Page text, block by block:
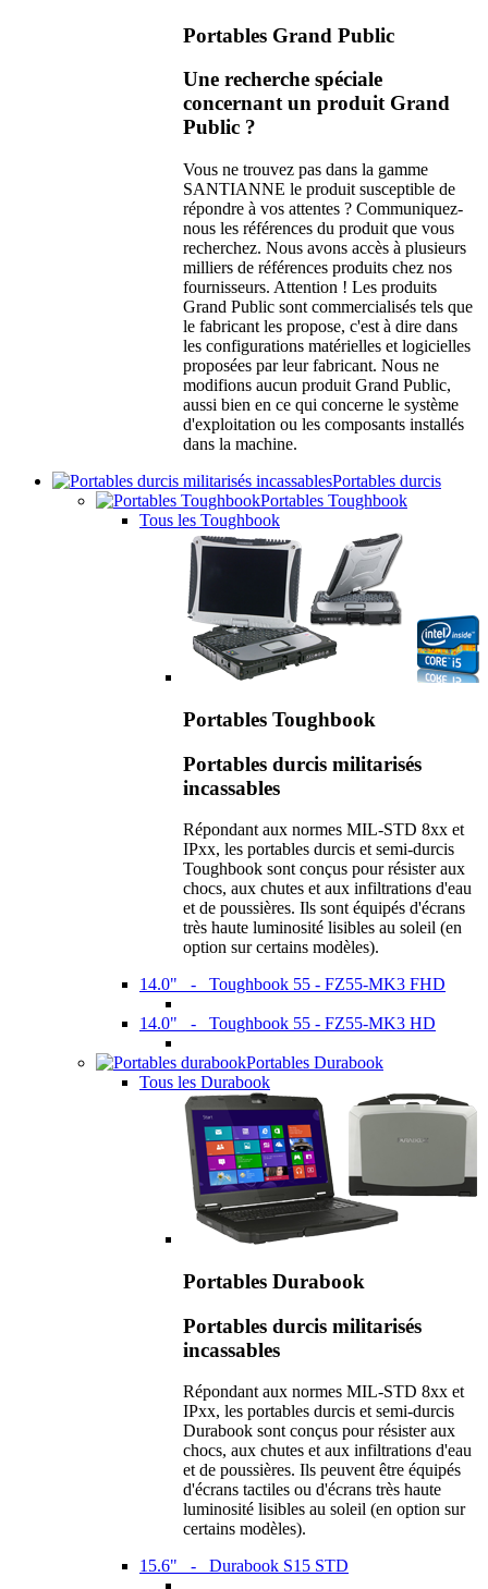
Portables Grand Public
Une recherche spéciale
concernant un produit Grand
Public ?
Vous ne trouvez pas dans la gamme
SANTIANNE le produit susceptible de
répondre à vos attentes ? Communiquez-
nous les références du produit que vous
recherchez. Nous avons accès à plusieurs
milliers de références produits chez nos
fournisseurs. Attention ! Les produits
Grand Public sont commercialisés tels que
le fabricant les propose, c'est à dire dans
les configurations matérielles et logicielles
proposées par leur fabricant. Nous ne
modifions aucun produit Grand Public,
aussi bien en ce qui concerne le système
d'exploitation ou les composants installés
dans la machine.
Portables durcis
Portables Toughbook
Tous les Toughbook
Portables Toughbook
Portables durcis militarisés
incassables
Répondant aux normes MIL-STD 8xx et
IPxx, les portables durcis et semi-durcis
Toughbook sont conçus pour résister aux
chocs, aux chutes et aux infiltrations d'eau
et de poussières. Ils sont équipés d'écrans
très haute luminosité lisibles au soleil (en
option sur certains modèles).
14.0" - Toughbook 55 - FZ55-MK3 FHD
14.0" - Toughbook 55 - FZ55-MK3 HD
Portables Durabook
Tous les Durabook
Portables Durabook
Portables durcis militarisés
incassables
Répondant aux normes MIL-STD 8xx et
IPxx, les portables durcis et semi-durcis
Durabook sont conçus pour résister aux
chocs, aux chutes et aux infiltrations d'eau
et de poussières. Ils peuvent être équipés
d'écrans tactiles ou d'écrans très haute
luminosité lisibles au soleil (en option sur
certains modèles).
15.6" - Durabook S15 STD